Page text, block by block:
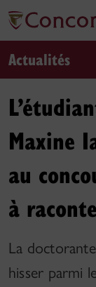
Actualités
Maxine
au
à
La
hisser parmi